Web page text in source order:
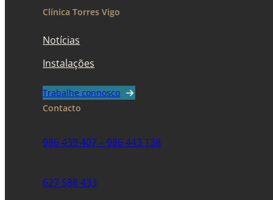
Clínica Torres Vigo
Notícias
Instalações
Trabalhe connosco
Contacto
986 439 407 – 986 443 138
627 588 433